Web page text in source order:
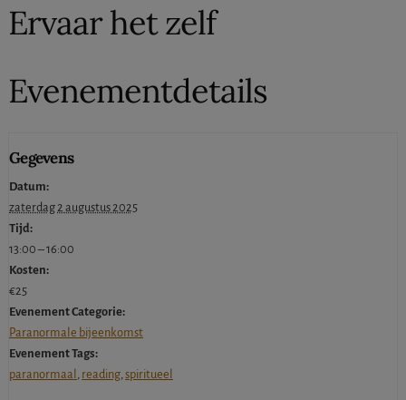
Ervaar het zelf
Evenementdetails
Gegevens
Datum:
zaterdag 2 augustus 2025
Tijd:
13:00 – 16:00
Kosten:
€25
Evenement Categorie:
Paranormale bijeenkomst
Evenement Tags:
paranormaal
reading spiritueel